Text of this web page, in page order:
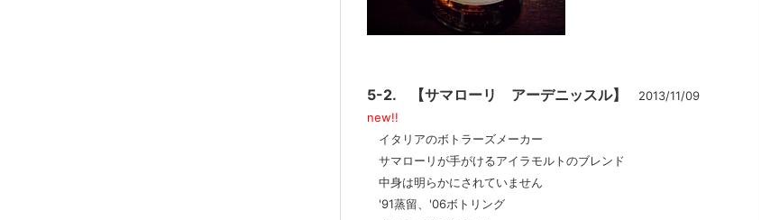
5-2. 【サマローリ アーデニッスル】
2013/11/09
new!!
イタリアのボトラーズメーカー
サマローリが手がけるアイラモルトのブレンド
中身は明らかにされていません
'91蒸留、'06ボトリング